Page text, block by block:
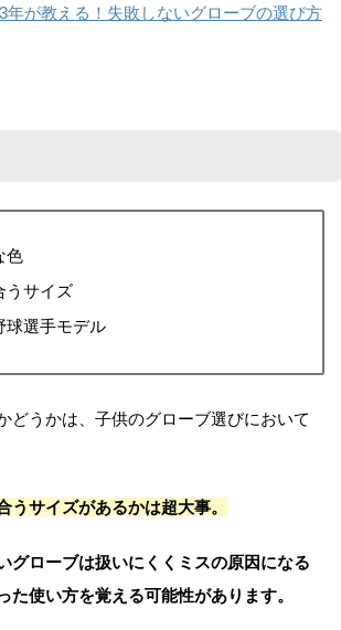
年が教える！失敗しないグローブの選び方
色
うサイズ
球選手モデル
どうかは、子供のグローブ選びにおいて
うサイズがあるかは超大事。
グローブは扱いにくくミスの原因になる
た使い方を覚える可能性があります。